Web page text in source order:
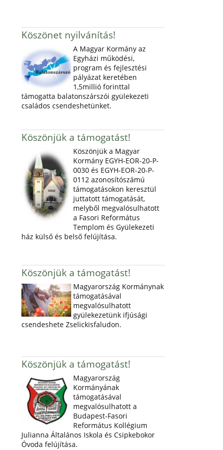
Köszönet nyilvánítás!
A Magyar Kormány az
Egyházi működési,
program és fejlesztési
pályázat keretében
1,5millió forinttal
támogatta balatonszárszói gyülekezeti
családos csendeshetünket.
Köszönjük a támogatást!
Köszönjük a Magyar
Kormány EGYH-EOR-20-P-
0030 és EGYH-EOR-20-P-
0112 azonosítószámú
támogatásokon keresztül
juttatott támogatását,
melyből megvalósulhatott
a Fasori Református
Templom és Gyülekezeti
ház külső és belső felújítása.
Köszönjük a támogatást!
Magyarország Kormánynak
támogatásával
megvalósulhatott
gyülekezetünk ifjúsági
csendeshete Zselickisfaludon.
Köszönjük a támogatást!
Magyarország
Kormányának
támogatásával
megvalósulhatott a
Budapest-Fasori
Református Kollégium
Julianna Általános Iskola és Csipkebokor
Óvoda felújítása.